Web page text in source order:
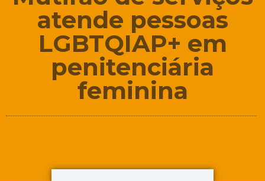
atende pessoas
LGBTQIAP+ em
penitenciária
feminina